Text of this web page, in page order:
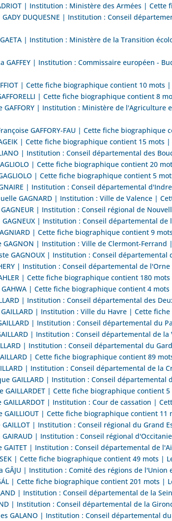
| Institution : Ministère des Armées |
DUQUESNE | Institution : Conseil
| Institution : Ministère de la Transition
GAFFEY | Institution : Commissaire européen -
| Cette fiche biographique contient 10 mots
| Cette fiche biographique contient 8
GAFFORY | Institution : Ministère de
GAFFORY-FAU | Cette fiche
| Cette fiche biographique contient 15 mots
| Institution : Conseil départemental des
| Cette fiche biographique contient 20
| Cette fiche biographique contient 5
| Institution : Conseil départemental
GAGNARD | Institution : Ville de Valence |
| Institution : Conseil régional de
| Institution : Conseil départemental
| Cette fiche biographique contient 9
GAGNON | Institution : Ville de Clermont-
GAGNOUX | Institution : Conseil
| Institution : Conseil départemental de
| Cette fiche biographique contient 180
| Cette fiche biographique contient 4
| Institution : Conseil départemental des
| Institution : Ville du Havre | Cette
| Institution : Conseil départemental du
| Institution : Conseil départemental de
| Institution : Conseil départemental du
| Cette fiche biographique contient 89
| Institution : Conseil départemental de
GAILLARD | Institution : Conseil
GAILLARDET | Cette fiche biographique contient
| Institution : Cour de cassation |
GAILLIOUT | Cette fiche biographique contient 11
GAILLOT | Institution : Conseil régional du
| Institution : Conseil régional
GAITET | Institution : Conseil départemental de
| Cette fiche biographique contient 49 mots |
GÂJU | Institution : Comité des régions de
| Cette fiche biographique contient 201 mots |
| Institution : Conseil départemental de la
| Institution : Conseil départemental de la
GALANO | Institution : Conseil départemental